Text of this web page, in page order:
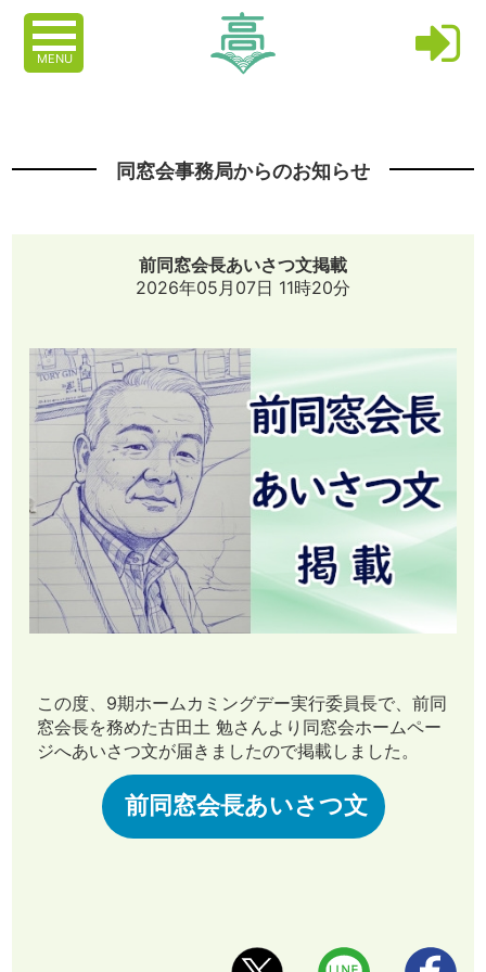
MENU
同窓会事務局からのお知らせ
前同窓会長あいさつ文掲載
2026年05月07日 11時20分
この度、9期ホームカミングデー実行委員長で、前同
窓会長を務めた古田土 勉さんより同窓会ホームペー
ジへあいさつ文が届きましたので掲載しました。
前同窓会長あいさつ文